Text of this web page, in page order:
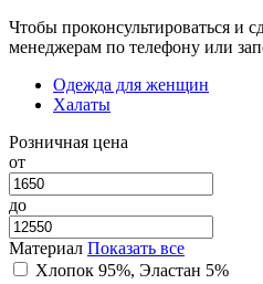
Чтобы проконсультироваться и
менеджерам по телефону или
Одежда для женщин
Халаты
Розничная цена
от
до
Материал Показать все
Хлопок 95%, Эластан 5%